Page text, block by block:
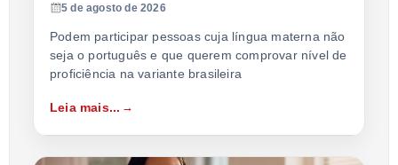
5 de agosto de 2026
Podem participar pessoas cuja língua materna não
seja o português e que querem comprovar nível de
proficiência na variante brasileira
Leia mais...